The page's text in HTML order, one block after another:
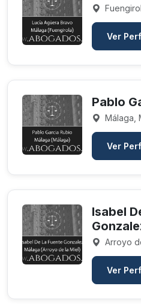
Ver
Pablo
Málaga,
Ver
Isabel
Arroyo
Ver